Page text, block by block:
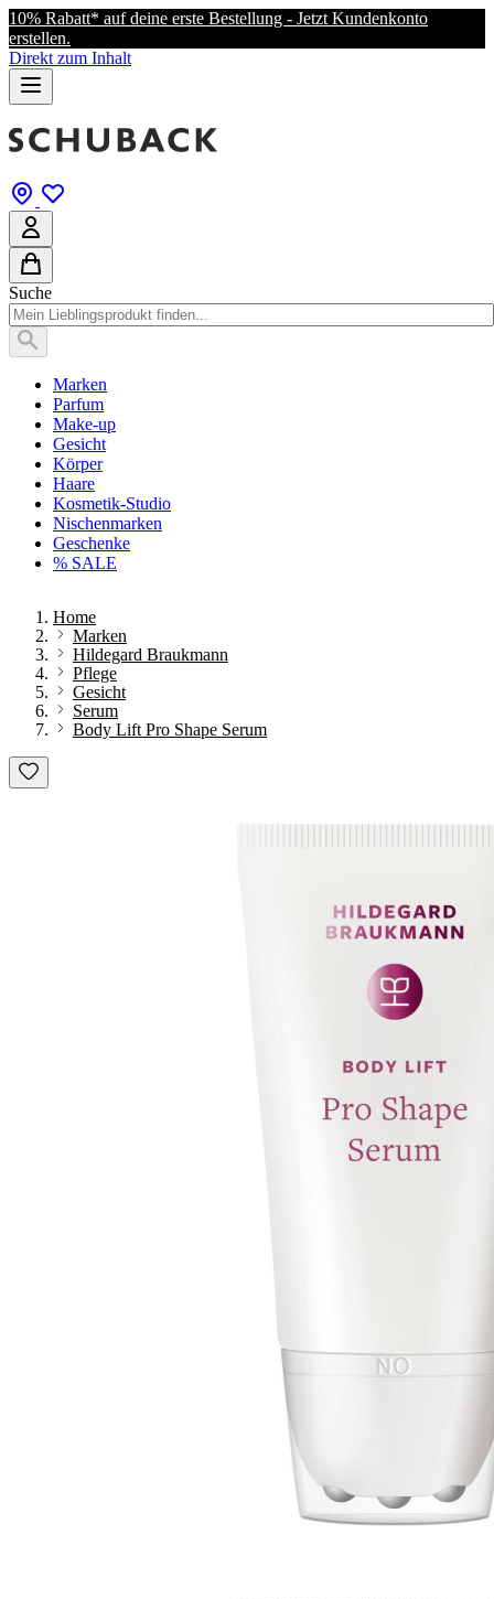
10% Rabatt* auf deine erste Bestellung - Jetzt Kundenkonto
erstellen.
Direkt zum Inhalt
Suche
Marken
Parfum
Make-up
Gesicht
Körper
Haare
Kosmetik-Studio
Nischenmarken
Geschenke
% SALE
Home
Marken
Hildegard Braukmann
Pflege
Gesicht
Serum
Body Lift Pro Shape Serum